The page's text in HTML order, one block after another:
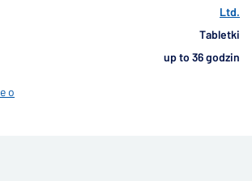
Ltd.
Tabletki
up to 36 godzin
o